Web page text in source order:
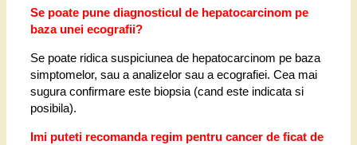
Se poate pune diagnosticul de hepatocarcinom pe
baza unei ecografii?
Se poate ridica suspiciunea de hepatocarcinom pe baza
simptomelor, sau a analizelor sau a ecografiei. Cea mai
sugura confirmare este biopsia (cand este indicata si
posibila).
Imi puteti recomanda regim pentru cancer de ficat de